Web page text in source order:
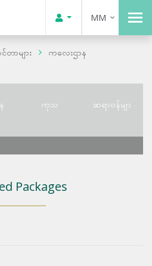
MM
ာများ ကလေးဌာန
ကုသ ဆရာဝန်မျာ
Packages